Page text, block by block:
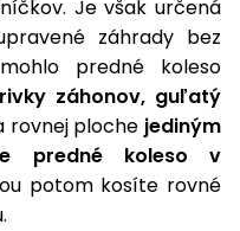
Je však určená
záhrady bez
predné koleso
záhonov, guľatý
rovnej ploche jediným
predné koleso v
potom kosíte rovné